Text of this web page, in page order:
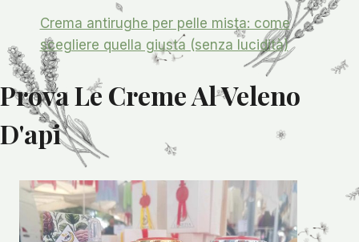
Crema antirughe per pelle mista: come
scegliere quella giusta (senza lucidità)
Prova Le Creme Al Veleno
D'api